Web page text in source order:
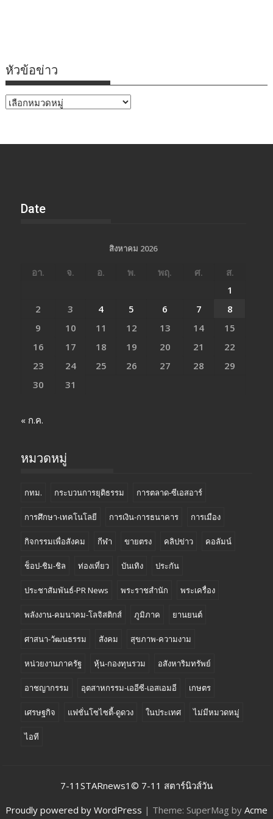
หัวข้อข่าว
หัวข้อ
Date
สิงหาคม 2026
อา. จ. อ. พ. พฤ. ศ.
ส.
1
2
3 4 5 6 7
8
9
10 11 12 13 14
15
16
17 18 19 20 21
22
23
24 25 26 27 28
29
30
31
« ก.ค.
หมวดหมู่
กทม. กระบวนการยุติธรรม การตลาด-ซีเอสอาร์
การศึกษา-เทคโนโลยี การเงิน-การธนาคาร การเมือง
กิจกรรมเพื่อสังคม กีฬา ขายตรง คลิปข่าว คอลัมน์
ช็อป-ชิม-ชิล ท่องเที่ยว บันเทิง ประกัน
ประชาสัมพันธ์-PR News พระราชสำนัก พระเครื่อง
พลังงาน-คมนาคม-โลจิสติกส์ ภูมิภาค ยานยนต์
ศาสนา-วัฒนธรรม สังคม สุขภาพ-ความงาม
หน่วยงานภาครัฐ หุ้น-กองทุนรวม อสังหาริมทรัพย์
อาชญากรรม อุตสาหกรรม-เออีซี-เอสเอมอี เกษตร
เศรษฐกิจ แฟชั่นโซไซตี้-ดูดวง ในประเทศ ไม่มีหมวดหมู่
ไอที
7-11STARnews1© 7-11 สตาร์นิวส์วัน
Proudly powered by WordPress | Theme: SuperMag by Acme